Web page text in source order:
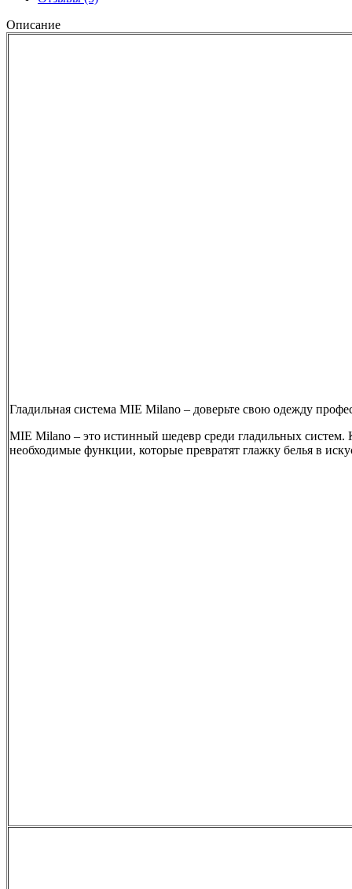
Описание
Гладильная система MIE Milano – доверьте свою одежду
MIE Milano – это истинный шедевр среди гладильных систем.
необходимые функции, которые превратят глажку белья в